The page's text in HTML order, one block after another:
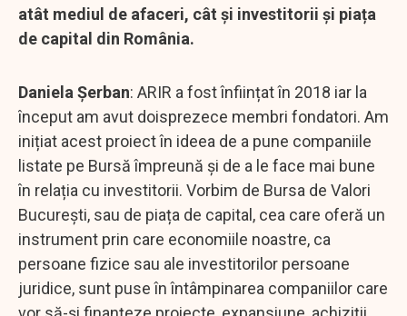
atât mediul de afaceri, cât și investitorii și piața
de capital din România.
Daniela Șerban: ARIR a fost înființat în 2018 iar la
început am avut doisprezece membri fondatori. Am
inițiat acest proiect în ideea de a pune companiile
listate pe Bursă împreună și de a le face mai bune
în relația cu investitorii. Vorbim de Bursa de Valori
București, sau de piața de capital, cea care oferă un
instrument prin care economiile noastre, ca
persoane fizice sau ale investitorilor persoane
juridice, sunt puse în întâmpinarea companiilor care